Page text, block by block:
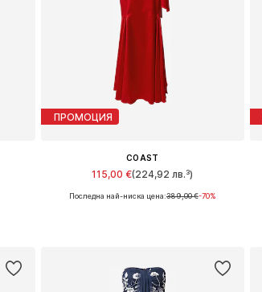
ПРОМОЦИЯ
COAST
115,00 €(224,92 лв.³)
Налични размери: 40, 42
Последна най-ниска цена:389,00 €-70%